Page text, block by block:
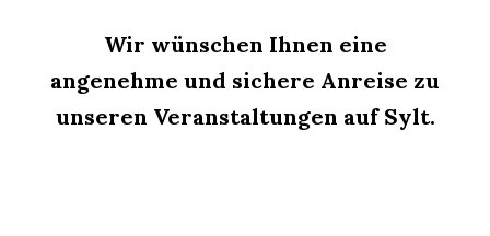
Wir wünschen Ihnen eine
angenehme und sichere Anreise zu
unseren Veranstaltungen auf Sylt.